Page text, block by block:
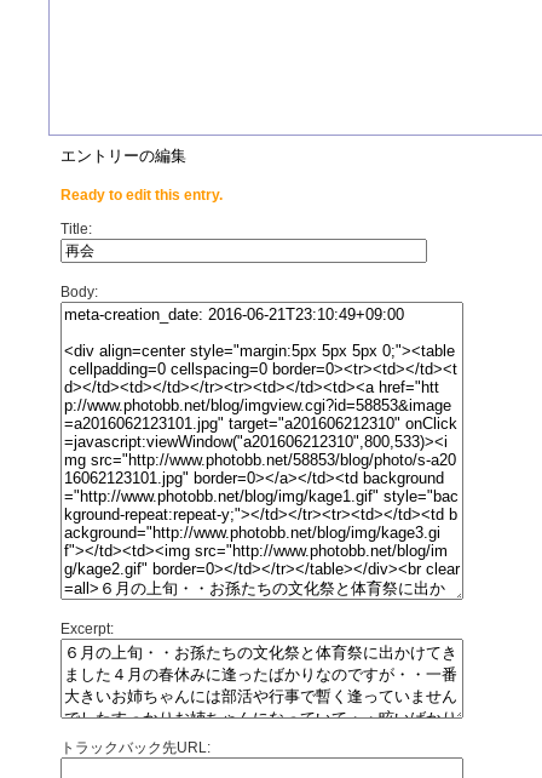
エントリーの編集
Ready to edit this entry.
Title:
Body:
Excerpt:
トラックバック先URL: